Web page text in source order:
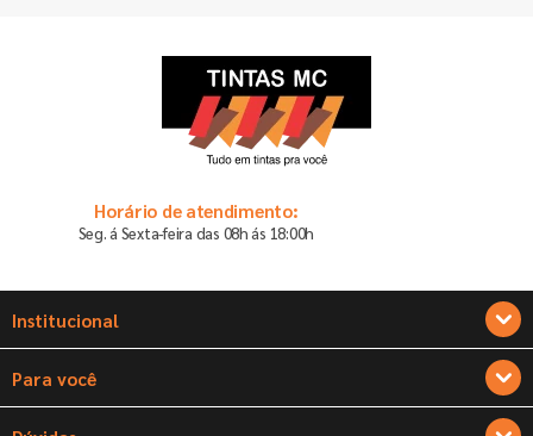
Horário de atendimento:
Seg. á Sexta-feira das 08h ás 18:00h
Institucional
Sobre a Tintas MC
Para você